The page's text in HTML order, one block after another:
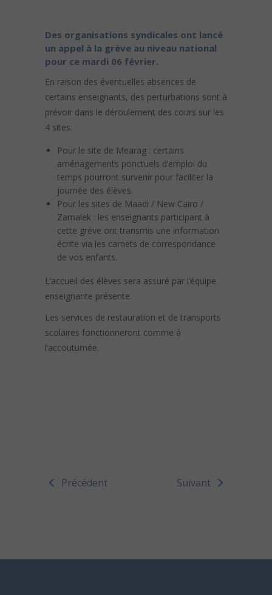
Des organisations syndicales ont lancé
un appel à la grève au niveau national
pour ce mardi 06 février.
En raison des éventuelles absences de
certains enseignants, des perturbations sont à
prévoir dans le déroulement des cours sur les
4 sites.
Pour le site de Mearag : certains
aménagements ponctuels d’emploi du
temps pourront survenir pour faciliter la
journée des élèves.
Pour les sites de Maadi / New Cairo /
Zamalek : les enseignants participant à
cette grève ont transmis une information
écrite via les carnets de correspondance
de vos enfants.
L’accueil des élèves sera assuré par l’équipe
enseignante présente.
Les services de restauration et de transports
scolaires fonctionneront comme à
l’accoutumée.
Précédent Suivant